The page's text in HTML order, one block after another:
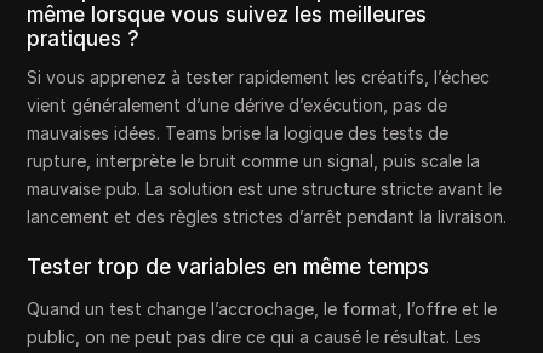
même lorsque vous suivez les meilleures
pratiques ?
Si vous apprenez à tester rapidement les créatifs, l’échec
vient généralement d’une dérive d’exécution, pas de
mauvaises idées. Teams brise la logique des tests de
rupture, interprète le bruit comme un signal, puis scale la
mauvaise pub. La solution est une structure stricte avant le
lancement et des règles strictes d’arrêt pendant la livraison.
Tester trop de variables en même temps
Quand un test change l’accrochage, le format, l’offre et le
public, on ne peut pas dire ce qui a causé le résultat. Les